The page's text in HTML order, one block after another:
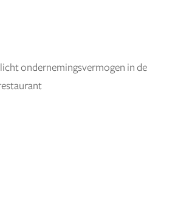
ondernemingsvermogen in de